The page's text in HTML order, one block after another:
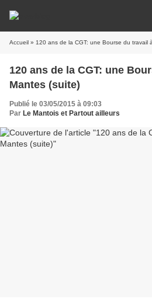
Accueil » 120 ans de la CGT: une Bourse du travail
120 ans de la CGT: une
Mantes (suite)
Publié le 03/05/2015 à 09:03
Par Le Mantois et Partout ailleurs